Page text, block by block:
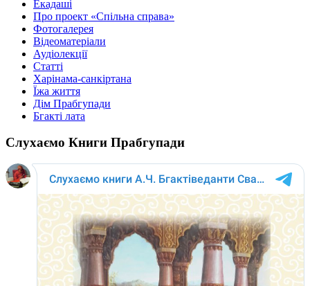
Екадаші
Про проект «Спільна справа»
Фотогалерея
Відеоматеріали
Аудіолекції
Статті
Харінама-санкіртана
Їжа життя
Дім Прабгупади
Бгакті лата
Слухаємо Книги Прабгупади